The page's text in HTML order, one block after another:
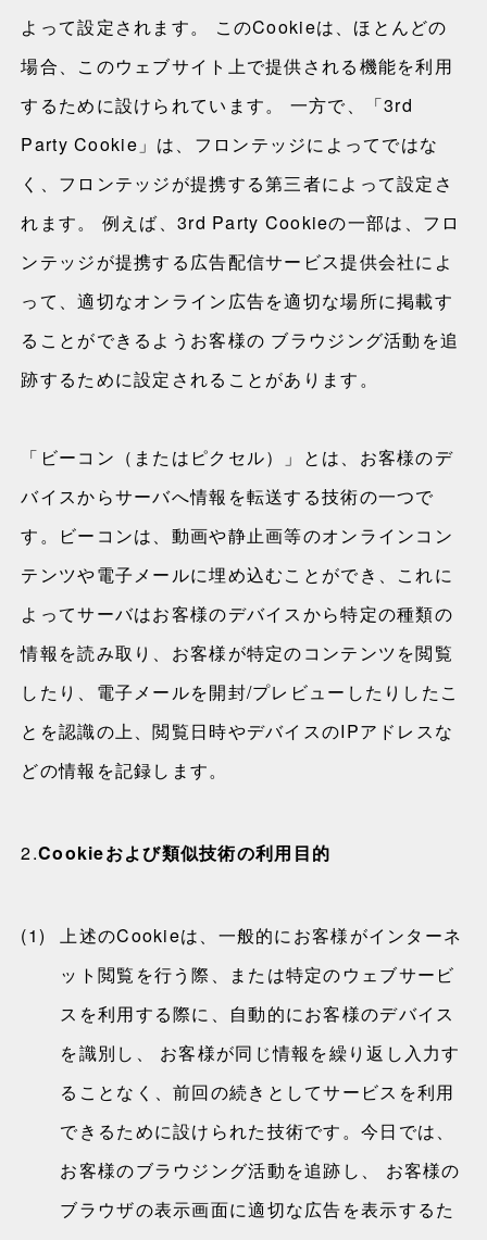
よって設定されます。 このCookieは、ほとんどの
場合、このウェブサイト上で提供される機能を利用
するために設けられています。 一方で、「3rd
Party Cookie」は、フロンテッジによってではな
く、フロンテッジが提携する第三者によって設定さ
れます。 例えば、3rd Party Cookieの一部は、フロ
ンテッジが提携する広告配信サービス提供会社によ
って、適切なオンライン広告を適切な場所に掲載す
ることができるようお客様の ブラウジング活動を追
跡するために設定されることがあります。
「ビーコン（またはピクセル）」とは、お客様のデ
バイスからサーバへ情報を転送する技術の一つで
す。ビーコンは、動画や静止画等のオンラインコン
テンツや電子メールに埋め込むことができ、これに
よってサーバはお客様のデバイスから特定の種類の
情報を読み取り、お客様が特定のコンテンツを閲覧
したり、電子メールを開封/プレビューしたりしたこ
とを認識の上、閲覧日時やデバイスのIPアドレスな
どの情報を記録します。
2.Cookieおよび類似技術の利用目的
(1)
上述のCookieは、一般的にお客様がインターネ
ット閲覧を行う際、または特定のウェブサービ
スを利用する際に、自動的にお客様のデバイス
を識別し、 お客様が同じ情報を繰り返し入力す
ることなく、前回の続きとしてサービスを利用
できるために設けられた技術です。今日では、
お客様のブラウジング活動を追跡し、 お客様の
ブラウザの表示画面に適切な広告を表示するた